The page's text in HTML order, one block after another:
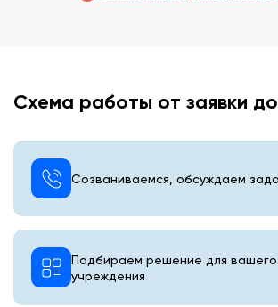
Схема работы от заявки
Созваниваемся, обсуждаем
Подбираем решение для вашего
учреждения